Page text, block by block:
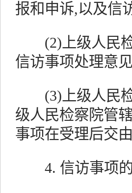
报和申诉,以及信
(2)上级人民检
信访事项处理意
(3)上级人民检
级人民检察院管
事项在受理后交
4. 信访事项的